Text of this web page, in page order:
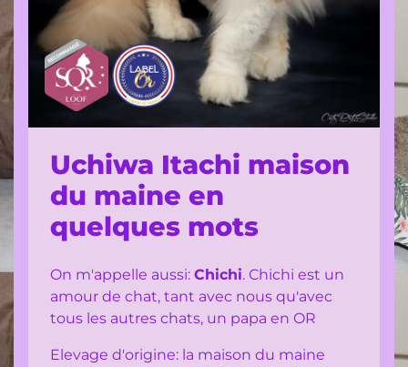
portées
venir
gestations
en
cours
Chatons
disponibles/
Uchiwa Itachi maison
du maine en
quelques mots
On m'appelle aussi: Chichi. Chichi est un
amour de chat, tant avec nous qu'avec
tous les autres chats, un papa en OR
Elevage d'origine: la maison du maine